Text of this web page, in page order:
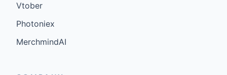
Vtober
Photoniex
MerchmindAI